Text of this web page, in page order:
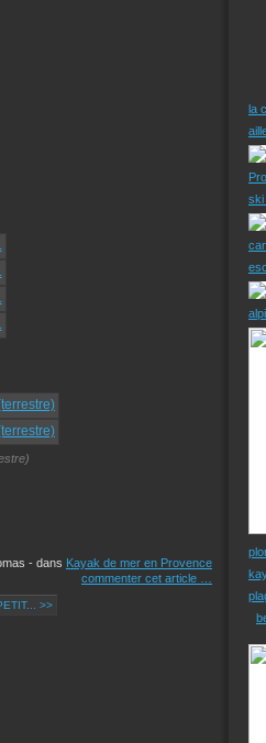
- dans Kayak de mer en Provence
commenter cet article
>>
la
ski